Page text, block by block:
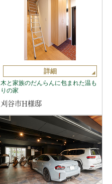
詳細
木と家族のだんらんに包まれた温も
りの家
刈谷市H様邸